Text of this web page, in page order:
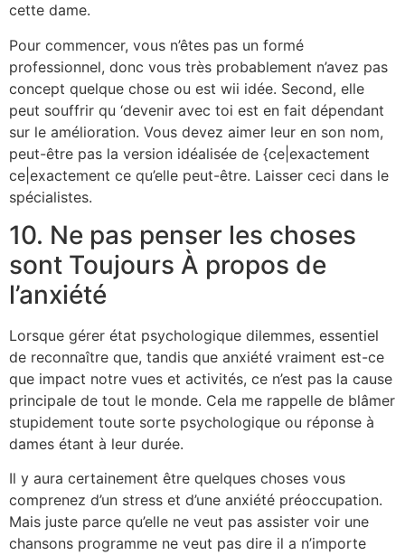
cette dame.
Pour commencer, vous n’êtes pas un formé
professionnel, donc vous très probablement n’avez pas
concept quelque chose ou est wii idée. Second, elle
peut souffrir qu ‘devenir avec toi est en fait dépendant
sur le amélioration. Vous devez aimer leur en son nom,
peut-être pas la version idéalisée de {ce|exactement
ce|exactement ce qu’elle peut-être. Laisser ceci dans le
spécialistes.
10. Ne pas penser les choses
sont Toujours À propos de
l’anxiété
Lorsque gérer état psychologique dilemmes, essentiel
de reconnaître que, tandis que anxiété vraiment est-ce
que impact notre vues et activités, ce n’est pas la cause
principale de tout le monde. Cela me rappelle de blâmer
stupidement toute sorte psychologique ou réponse à
dames étant à leur durée.
Il y aura certainement être quelques choses vous
comprenez d’un stress et d’une anxiété préoccupation.
Mais juste parce qu’elle ne veut pas assister voir une
chansons programme ne veut pas dire il a n’importe